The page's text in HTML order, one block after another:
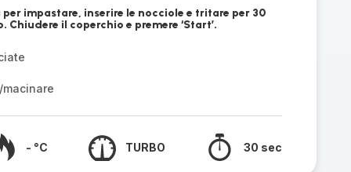
impastare, inserire le nocciole e tritare per 30
il coperchio e premere ‘Start’.
- °C TURBO 30 sec